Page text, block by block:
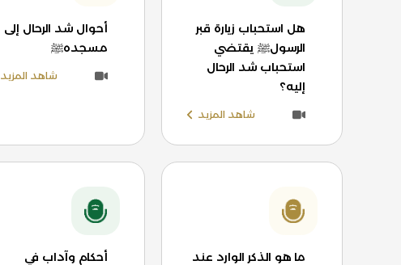
هل استحباب زيارة قبر
الرسولﷺ يقتضي
استحباب شد الرحال
إليه؟
شاهد المزيد
أحوال شد الرحال إلى
مسجدهﷺ
شاهد المزيد
ما هو الذكر الوارد عند
أحكام وآداب في